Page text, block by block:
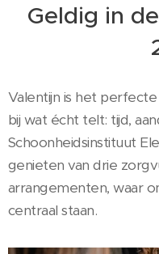
Geldig in
Valentijn is het
bij wat écht telt: tijd,
Schoonheidsinstituut
genieten van drie
arrangementen, waar
centraal staan.